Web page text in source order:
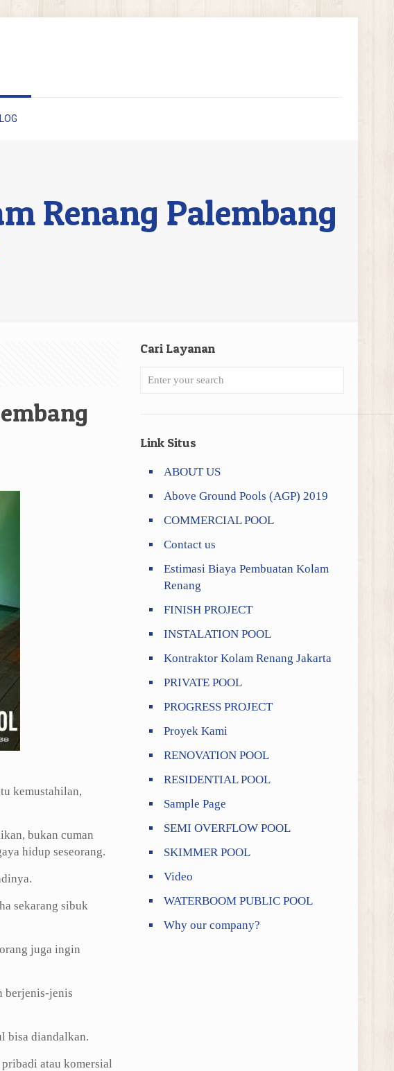
Renang Palembang
kemustahilan,
bukan cuman
hidup seseorang.
sekarang sibuk
juga ingin
berjenis-jenis
bisa diandalkan.
atau komersial
Cari Layanan
Link Situs
ABOUT US
Above Ground Pools (AGP) 2019
COMMERCIAL POOL
Contact us
Estimasi Biaya Pembuatan Kolam
Renang
FINISH PROJECT
INSTALATION POOL
Kontraktor Kolam Renang Jakarta
PRIVATE POOL
PROGRESS PROJECT
Proyek Kami
RENOVATION POOL
RESIDENTIAL POOL
Sample Page
SEMI OVERFLOW POOL
SKIMMER POOL
Video
WATERBOOM PUBLIC POOL
Why our company?